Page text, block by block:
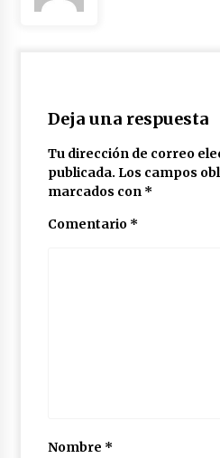
Deja una respuesta
Tu dirección de correo
publicada. Los campos
marcados con *
Comentario *
Nombre *